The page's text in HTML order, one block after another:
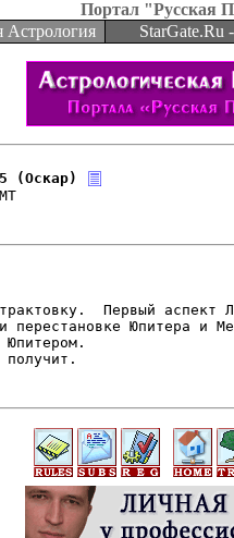
Портал "Русская
Астрология
StarGate.Ru
(Оскар)
Первый аспект
перестановке Юпитера и
Юпитером.